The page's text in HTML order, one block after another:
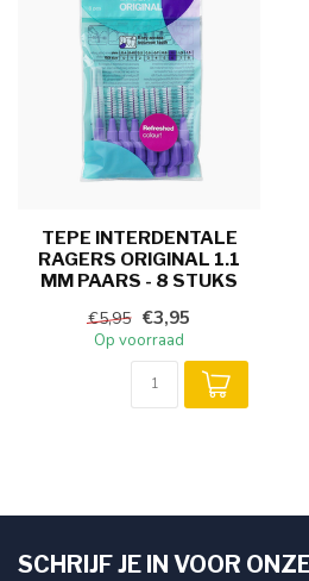
TEPE INTERDENTALE
RAGERS ORIGINAL 1.1
MM PAARS - 8 STUKS
€5,95 €3,95
Op voorraad
SCHRIJF JE IN VOOR